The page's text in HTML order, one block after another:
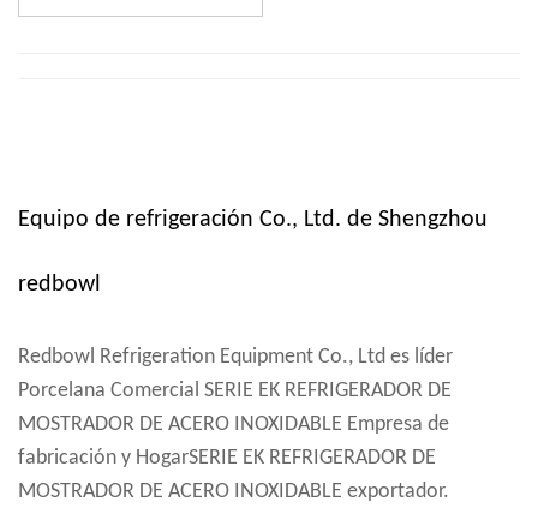
Equipo de refrigeración Co., Ltd. de Shengzhou
redbowl
Redbowl Refrigeration Equipment Co., Ltd es líder
Porcelana Comercial SERIE EK REFRIGERADOR DE
MOSTRADOR DE ACERO INOXIDABLE Empresa de
fabricación y HogarSERIE EK REFRIGERADOR DE
MOSTRADOR DE ACERO INOXIDABLE exportador.